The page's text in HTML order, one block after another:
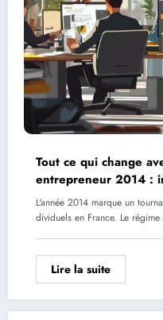
Tout ce qui change
entrepreneur 2014 :
formalités simplifiées
L'année 2014 marque un
dividuels en France. Le
Lire la suite